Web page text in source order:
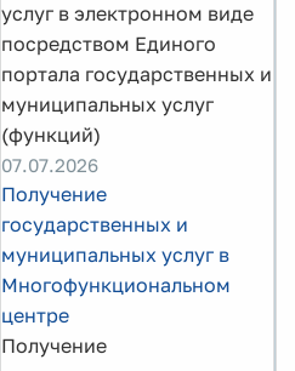
услуг в электронном виде
посредством Единого
портала государственных и
муниципальных услуг
(функций)
07.07.2026
Получение
государственных и
муниципальных услуг в
Многофункциональном
центре
Получение